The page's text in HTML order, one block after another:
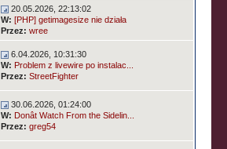
20.05.2026, 22:13:02
W: [PHP] getimagesize nie działa
Przez: wree
6.04.2026, 10:31:30
W: Problem z livewire po instalac...
Przez: StreetFighter
30.06.2026, 01:24:00
W: Donât Watch From the Sidelin...
Przez: greg54